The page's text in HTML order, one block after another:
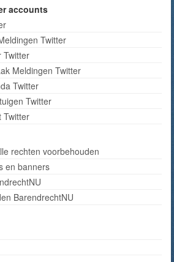
accounts
Twitter
Twitter
Meldingen Twitter
Twitter
Twitter
Twitter
rechten voorbehouden
en banners
BarendrechtNU